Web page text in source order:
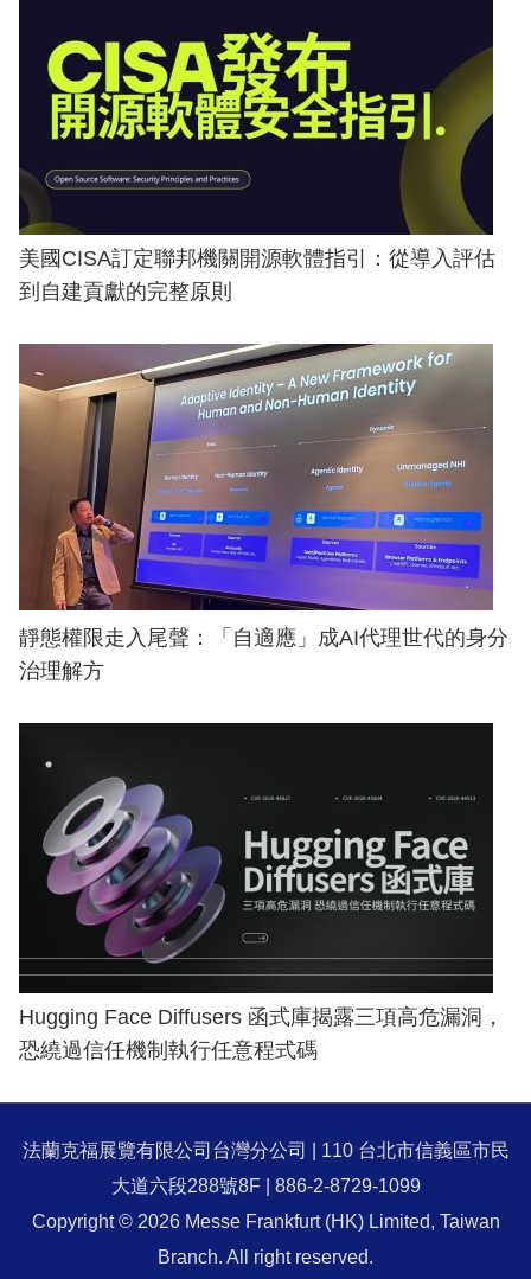
美國CISA訂定聯邦機關開源軟體指引：從導入評估
到自建貢獻的完整原則
靜態權限走入尾聲：「自適應」成AI代理世代的身分
治理解方
Hugging Face Diffusers 函式庫揭露三項高危漏洞，
恐繞過信任機制執行任意程式碼
法蘭克福展覽有限公司台灣分公司 | 110 台北市信義區市民
大道六段288號8F | 886-2-8729-1099
Copyright © 2026 Messe Frankfurt (HK) Limited, Taiwan
Branch. All right reserved.